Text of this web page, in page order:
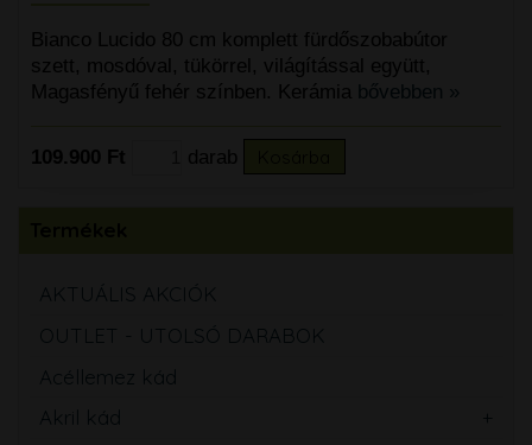
Bianco Lucido 80 cm komplett fürdőszobabútor
szett, mosdóval, tükörrel, világítással együtt,
Magasfényű fehér színben. Kerámia bővebben »
109.900 Ft darab
AKTUÁLIS AKCIÓK
OUTLET - UTOLSÓ DARABOK
Acéllemez kád
Akril kád